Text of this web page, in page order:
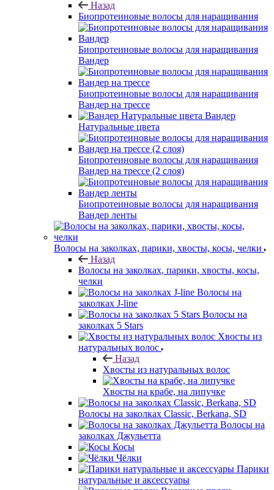
Назад
Биопротеиновые волосы для наращивания
Биопротеиновые волосы для наращивания
Вандер
Биопротеиновые волосы для наращивания
Вандер на трессе
Вандер
Натуральные цвета
Биопротеиновые волосы для наращивания
Вандер на трессе (2 слоя)
Биопротеиновые волосы для наращивания
Вандер ленты
Волосы на заколках, парики, хвосты, косы, челки
Назад
Волосы на заколках, парики, хвосты, косы,
челки
Волосы на
заколках J-line
Волосы на
заколках 5 Stars
Хвосты из
натуральных волос
Назад
Хвосты из натуральных волос
Хвосты на крабе, на липучке
Волосы на заколках Classic, Berkana, SD
Волосы на
заколках Джульетта
Косы
Чёлки
Парики
натуральные и аксессуары